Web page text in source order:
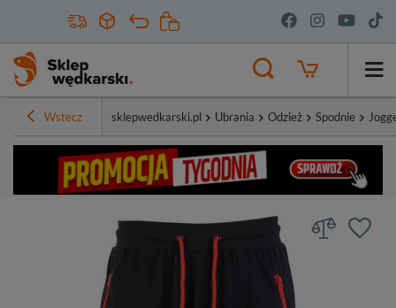
Wstecz sklepwedkarski.pl Ubrania Odzież Spodnie